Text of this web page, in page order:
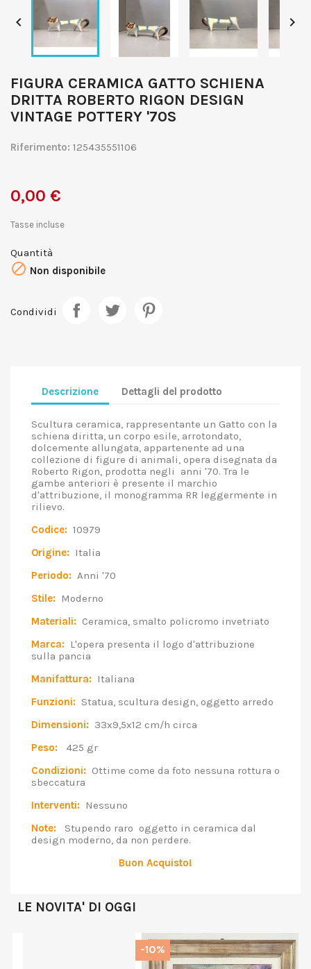
 
FIGURA CERAMICA GATTO SCHIENA
DRITTA ROBERTO RIGON DESIGN
VINTAGE POTTERY '70S
Riferimento: 125435551106
0,00 €
Tasse incluse
Quantità
 Non disponibile
Condividi
Descrizione Dettagli del prodotto
Scultura ceramica, rappresentante un Gatto con la
schiena diritta, un corpo esile, arrotondato,
dolcemente allungata, appartenente ad una
collezione di figure di animali, opera disegnata da
Roberto Rigon, prodotta negli anni '70. Tra le
gambe anteriori è presente il marchio
d'attribuzione, il monogramma RR leggermente in
rilievo.
Codice: 10979
Origine: Italia
Periodo: Anni '70
Stile: Moderno
Materiali: Ceramica, smalto policromo invetriato
Marca: L'opera presenta il logo d'attribuzione
sulla pancia
Manifattura: Italiana
Funzioni: Statua, scultura design, oggetto arredo
Dimensioni: 33x9,5x12 cm/h circa
Peso: 425 gr
Condizioni: Ottime come da foto nessuna rottura o
sbeccatura
Interventi: Nessuno
Note: Stupendo raro oggetto in ceramica dal
design moderno, da non perdere.
Buon Acquisto!
LE NOVITA' DI OGGI